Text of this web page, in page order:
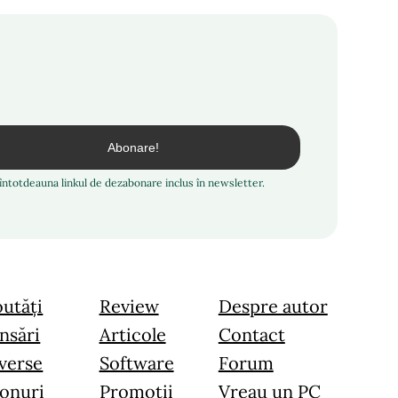
linkul de dezabonare inclus în newsletter.
Review
Articole
Software
Promoții
Despre autor
Contact
Forum
Vreau un PC